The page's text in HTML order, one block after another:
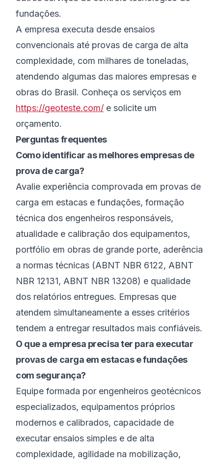
fundações.
A empresa executa desde ensaios
convencionais até provas de carga de alta
complexidade, com milhares de toneladas,
atendendo algumas das maiores empresas e
obras do Brasil. Conheça os serviços em
https://geoteste.com/ e solicite um
orçamento.
Perguntas frequentes
Como identificar as melhores empresas de
prova de carga?
Avalie experiência comprovada em provas de
carga em estacas e fundações, formação
técnica dos engenheiros responsáveis,
atualidade e calibração dos equipamentos,
portfólio em obras de grande porte, aderência
a normas técnicas (ABNT NBR 6122, ABNT
NBR 12131, ABNT NBR 13208) e qualidade
dos relatórios entregues. Empresas que
atendem simultaneamente a esses critérios
tendem a entregar resultados mais confiáveis.
O que a empresa precisa ter para executar
provas de carga em estacas e fundações
com segurança?
Equipe formada por engenheiros geotécnicos
especializados, equipamentos próprios
modernos e calibrados, capacidade de
executar ensaios simples e de alta
complexidade, agilidade na mobilização,